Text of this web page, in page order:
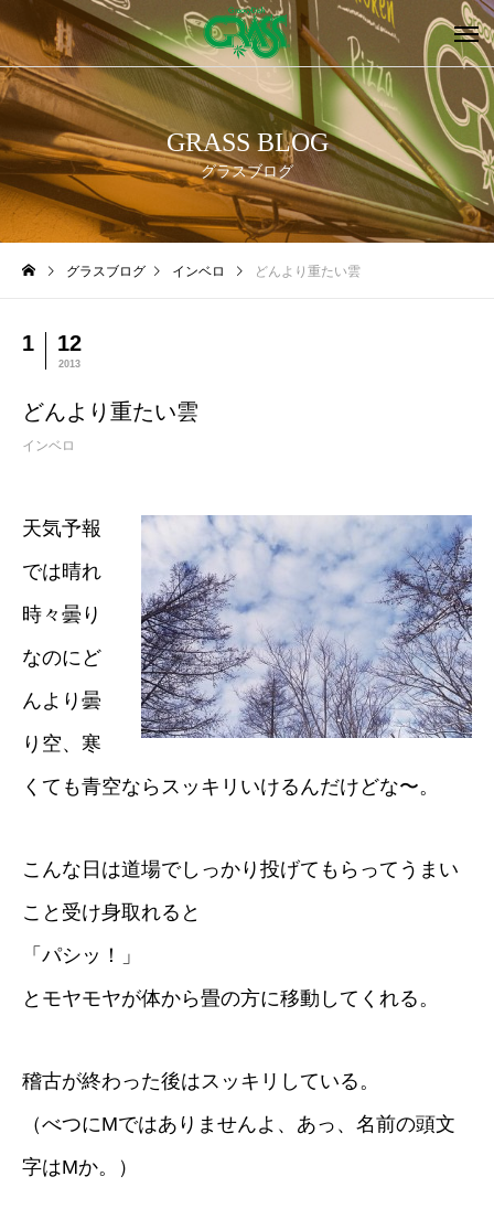
GRASS BLOG
グラスブログ
グラスブログ インベロ どんより重たい雲
1 12
2013
どんより重たい雲
インベロ
天気予報
では晴れ
時々曇り
なのにど
んより曇
り空、寒
くても青空ならスッキリいけるんだけどな〜。
こんな日は道場でしっかり投げてもらってうまい
こと受け身取れると
「パシッ！」
とモヤモヤが体から畳の方に移動してくれる。
稽古が終わった後はスッキリしている。
（べつにMではありませんよ、あっ、名前の頭文
字はMか。）